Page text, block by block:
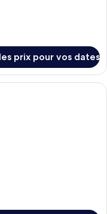
prix pour vos dates
d’hôtel moderne